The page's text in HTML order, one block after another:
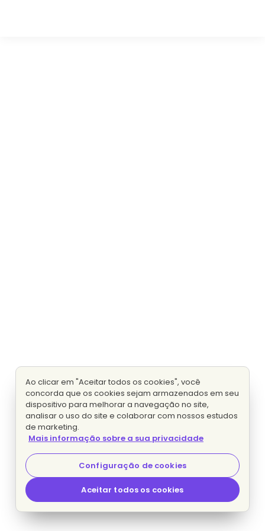
Ao clicar em "Aceitar todos os cookies", você
concorda que os cookies sejam armazenados em seu
dispositivo para melhorar a navegação no site,
analisar o uso do site e colaborar com nossos estudos
de marketing.
Mais informação sobre a sua privacidade
Configuração de cookies
Aceitar todos os cookies